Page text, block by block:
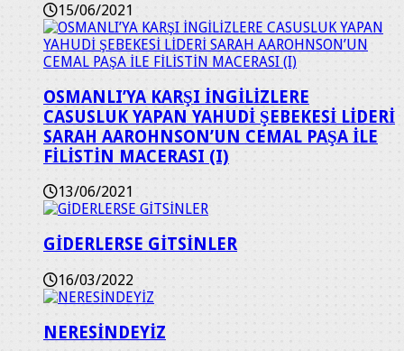
15/06/2021
OSMANLI’YA KARŞI İNGİLİZLERE
CASUSLUK YAPAN YAHUDİ ŞEBEKESİ LİDERİ
SARAH AAROHNSON’UN CEMAL PAŞA İLE
FİLİSTİN MACERASI (I)
13/06/2021
GİDERLERSE GİTSİNLER
16/03/2022
NERESİNDEYİZ